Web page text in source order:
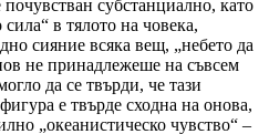
субстанциално, като
в тялото на човека,
сияние всяка вещ, „небето да
не принадлежеше на съвсем
да се твърди, че тази
е твърде сходна на онова,
„океанистическо чувство“ –